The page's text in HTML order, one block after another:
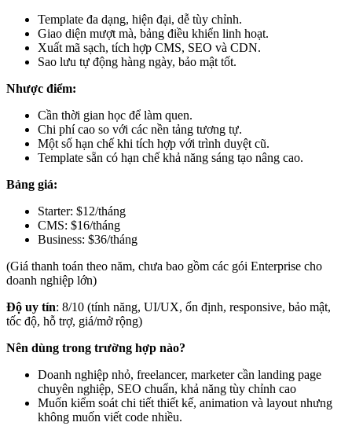
Template đa dạng, hiện đại, dễ tùy chỉnh.
Giao diện mượt mà, bảng điều khiển linh hoạt.
Xuất mã sạch, tích hợp CMS, SEO và CDN.
Sao lưu tự động hàng ngày, bảo mật tốt.
Nhược điểm:
Cần thời gian học để làm quen.
Chi phí cao so với các nền tảng tương tự.
Một số hạn chế khi tích hợp với trình duyệt cũ.
Template sẵn có hạn chế khả năng sáng tạo nâng cao.
Bảng giá:
Starter: $12/tháng
CMS: $16/tháng
Business: $36/tháng
(Giá thanh toán theo năm, chưa bao gồm các gói Enterprise cho
doanh nghiệp lớn)
Độ uy tín: 8/10 (tính năng, UI/UX, ổn định, responsive, bảo mật,
tốc độ, hỗ trợ, giá/mở rộng)
Nên dùng trong trường hợp nào?
Doanh nghiệp nhỏ, freelancer, marketer cần landing page
chuyên nghiệp, SEO chuẩn, khả năng tùy chỉnh cao
Muốn kiểm soát chi tiết thiết kế, animation và layout nhưng
không muốn viết code nhiều.